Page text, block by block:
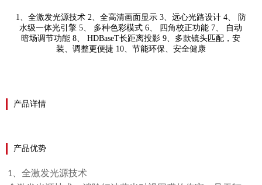
1、全激发光源技术 2、全高清画面显示 3、远心光路设计 4、 防
水级一体光引擎 5、 多种色彩模式 6、 四角校正功能 7、 自动
暗场调节功能 8、 HDBaseT长距离投影 9、多款镜头匹配，安
装、调整更便捷 10、节能环保、安全健康
产品详情
产品优势
1 、全激发光源技术